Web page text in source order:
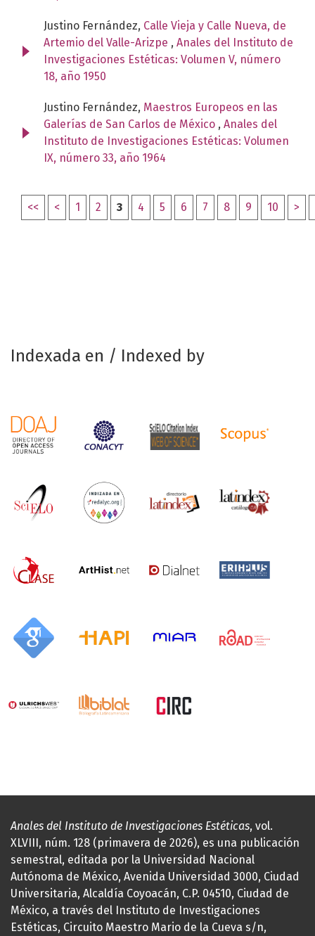
Justino Fernández, Calle Vieja y Calle Nueva, de
Artemio del Valle-Arizpe , Anales del Instituto de
Investigaciones Estéticas: Volumen V, número
18, año 1950
Justino Fernández, Maestros Europeos en las
Galerías de San Carlos de México , Anales del
Instituto de Investigaciones Estéticas: Volumen
IX, número 33, año 1964
<< < 1 2 3 4 5 6 7 8 9 10 >
Indexada en / Indexed by
Anales del Instituto de Investigaciones Estéticas, vol.
XLVIII, núm. 128 (primavera de 2026), es una publicación
semestral, editada por la Universidad Nacional
Autónoma de México, Avenida Universidad 3000, Ciudad
Universitaria, Alcaldía Coyoacán, C.P. 04510, Ciudad de
México, a través del Instituto de Investigaciones
Estéticas, Circuito Maestro Mario de la Cueva s/n,